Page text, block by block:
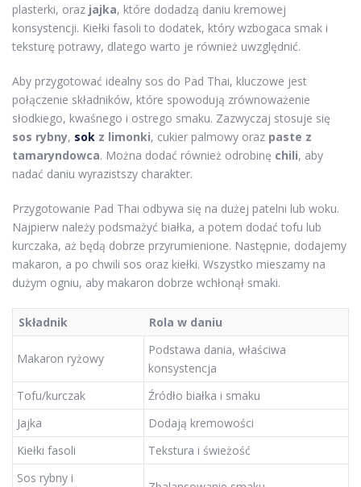
plasterki, oraz jajka, które dodadzą daniu kremowej
konsystencji. Kiełki fasoli to dodatek, który wzbogaca smak i
teksturę potrawy, dlatego warto je również uwzględnić.
Aby przygotować idealny sos do Pad Thai, kluczowe jest
połączenie składników, które spowodują zrównoważenie
słodkiego, kwaśnego i ostrego smaku. Zazwyczaj stosuje się
sos rybny, sok z limonki, cukier palmowy oraz paste z
tamaryndowca. Można dodać również odrobinę chili, aby
nadać daniu wyrazistszy charakter.
Przygotowanie Pad Thai odbywa się na dużej patelni lub woku.
Najpierw należy podsmażyć białka, a potem dodać tofu lub
kurczaka, aż będą dobrze przyrumienione. Następnie, dodajemy
makaron, a po chwili sos oraz kiełki. Wszystko mieszamy na
dużym ogniu, aby makaron dobrze wchłonął smaki.
Składnik Rola w daniu
Makaron ryżowy
Podstawa dania, właściwa
konsystencja
Tofu/kurczak
Źródło białka i smaku
Jajka
Dodają kremowości
Kiełki fasoli
Tekstura i świeżość
Sos rybny i